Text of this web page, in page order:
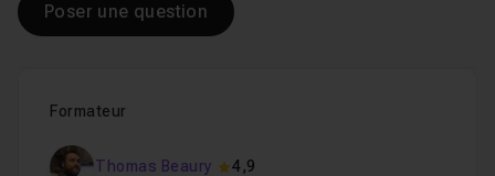
Formateur
Thomas Beaury 4,9
Poser une question